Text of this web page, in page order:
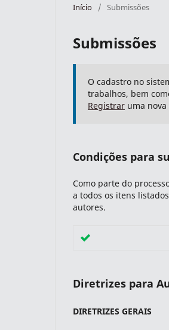
Início / Submissões
Submissões
O cadastro no
trabalhos, bem
Registrar uma nova
Condições para
Como parte do
a todos os itens
autores.
Diretrizes para
DIRETRIZES GERAIS